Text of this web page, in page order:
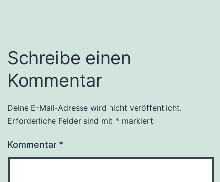
Schreibe einen
Kommentar
Deine E-Mail-Adresse wird nicht veröffentlicht.
Erforderliche Felder sind mit * markiert
Kommentar *